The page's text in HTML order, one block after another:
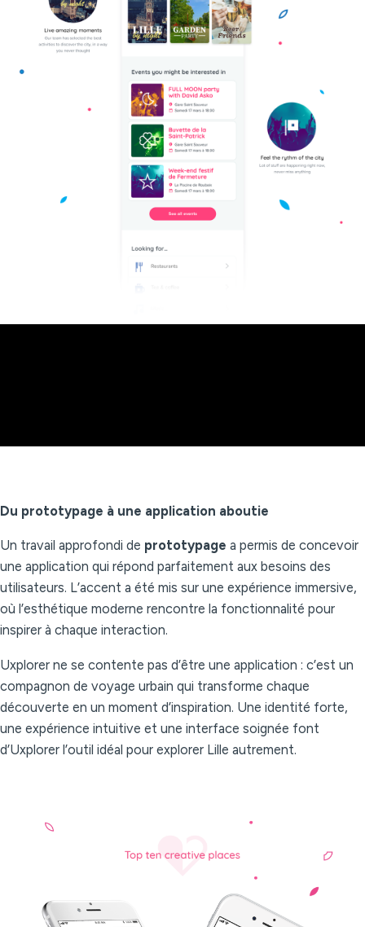
Du prototypage à une application aboutie
Un travail approfondi de prototypage a permis de concevoir
une application qui répond parfaitement aux besoins des
utilisateurs. L’accent a été mis sur une expérience immersive,
où l’esthétique moderne rencontre la fonctionnalité pour
inspirer à chaque interaction.
Uxplorer ne se contente pas d’être une application : c’est un
compagnon de voyage urbain qui transforme chaque
découverte en un moment d’inspiration. Une identité forte,
une expérience intuitive et une interface soignée font
d’Uxplorer l’outil idéal pour explorer Lille autrement.